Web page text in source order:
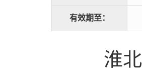
有效期至：
淮